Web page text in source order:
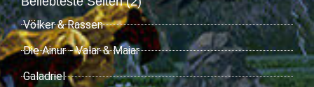
Völker & Rassen
Die Ainur - Valar & Maiar
Galadriel